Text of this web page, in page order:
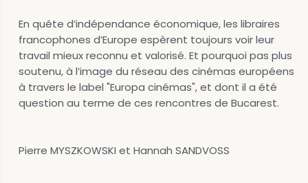
En quête d’indépendance économique, les libraires
francophones d’Europe espèrent toujours voir leur
travail mieux reconnu et valorisé. Et pourquoi pas plus
soutenu, à l’image du réseau des cinémas européens
à travers le label "Europa cinémas", et dont il a été
question au terme de ces rencontres de Bucarest.
Pierre MYSZKOWSKI et Hannah SANDVOSS